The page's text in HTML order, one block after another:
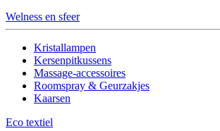
Welness en sfeer
Kristallampen
Kersenpitkussens
Massage-accessoires
Roomspray & Geurzakjes
Kaarsen
Eco textiel